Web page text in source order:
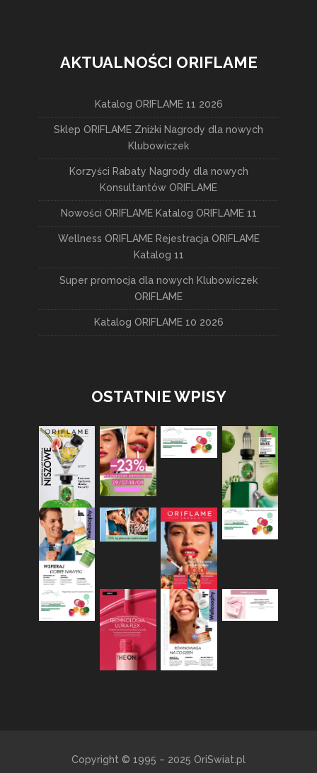
AKTUALNOŚCI ORIFLAME
Katalog ORIFLAME 11 2026
Sklep ORIFLAME Zniżki Nagrody dla nowych
Klubowiczek
Korzyści Rabaty Nagrody dla nowych
Konsultantów ORIFLAME
Nowości ORIFLAME Katalog ORIFLAME 11
Wellness ORIFLAME Rejestracja ORIFLAME
Katalog 11
Super promocja dla nowych Klubowiczek
ORIFLAME
Katalog ORIFLAME 10 2026
OSTATNIE WPISY
Copyright © 1995 – 2025 OriSwiat.pl